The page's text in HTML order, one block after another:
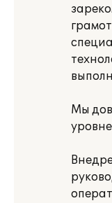
Мы